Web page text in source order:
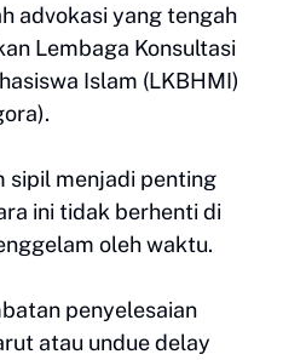
advokasi yang tengah
Lembaga Konsultasi
Islam (LKBHMI)
sipil menjadi penting
ini tidak berhenti di
oleh waktu.
penyelesaian
atau undue delay